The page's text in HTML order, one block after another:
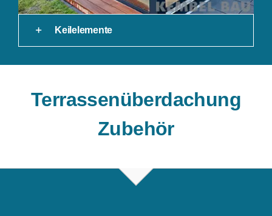
Keilelemente
Terrassenüberdachung
Zubehör